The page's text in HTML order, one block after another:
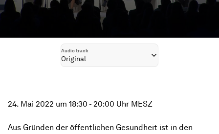
Audio track
Original
24. Mai 2022 um 18:30 - 20:00 Uhr MESZ
Aus Gründen der öffentlichen Gesundheit ist in den